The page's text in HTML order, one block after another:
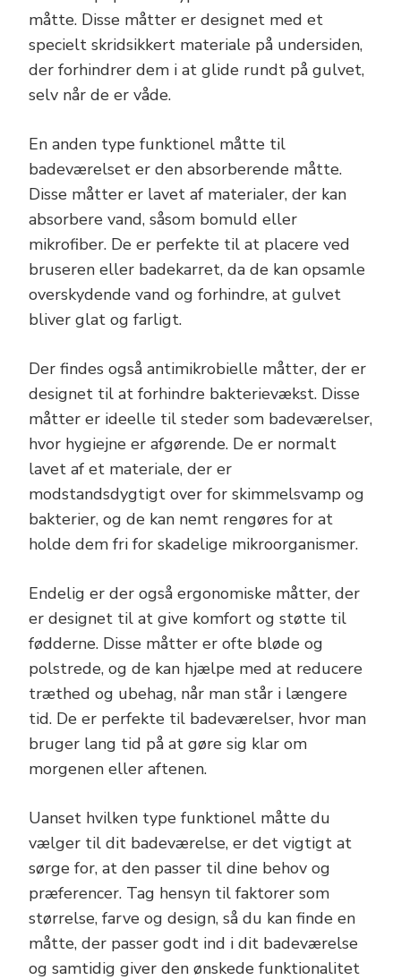
måtte. Disse måtter er designet med et
specielt skridsikkert materiale på undersiden,
der forhindrer dem i at glide rundt på gulvet,
selv når de er våde.
En anden type funktionel måtte til
badeværelset er den absorberende måtte.
Disse måtter er lavet af materialer, der kan
absorbere vand, såsom bomuld eller
mikrofiber. De er perfekte til at placere ved
bruseren eller badekarret, da de kan opsamle
overskydende vand og forhindre, at gulvet
bliver glat og farligt.
Der findes også antimikrobielle måtter, der er
designet til at forhindre bakterievækst. Disse
måtter er ideelle til steder som badeværelser,
hvor hygiejne er afgørende. De er normalt
lavet af et materiale, der er
modstandsdygtigt over for skimmelsvamp og
bakterier, og de kan nemt rengøres for at
holde dem fri for skadelige mikroorganismer.
Endelig er der også ergonomiske måtter, der
er designet til at give komfort og støtte til
fødderne. Disse måtter er ofte bløde og
polstrede, og de kan hjælpe med at reducere
træthed og ubehag, når man står i længere
tid. De er perfekte til badeværelser, hvor man
bruger lang tid på at gøre sig klar om
morgenen eller aftenen.
Uanset hvilken type funktionel måtte du
vælger til dit badeværelse, er det vigtigt at
sørge for, at den passer til dine behov og
præferencer. Tag hensyn til faktorer som
størrelse, farve og design, så du kan finde en
måtte, der passer godt ind i dit badeværelse
og samtidig giver den ønskede funktionalitet